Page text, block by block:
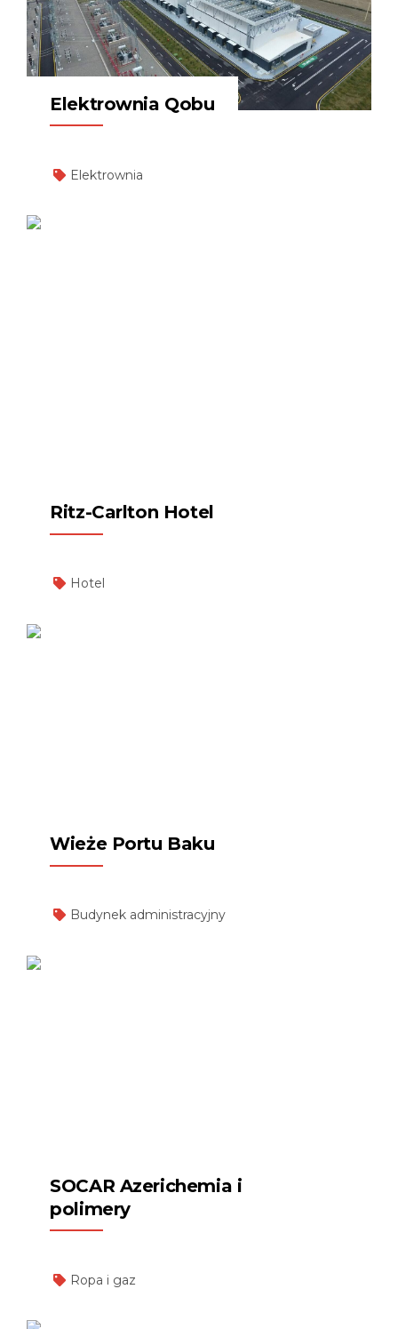
Elektrownia
Elektrownia Qobu
Hotel
Ritz-Carlton Hotel
Budynek administracyjny
Wieże Portu Baku
Ropa i gaz
SOCAR Azerichemia i
polimery